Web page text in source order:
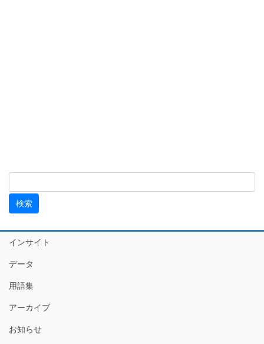
インサイト
データ
用語集
アーカイブ
お知らせ